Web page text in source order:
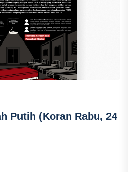
Putih (Koran Rabu, 24